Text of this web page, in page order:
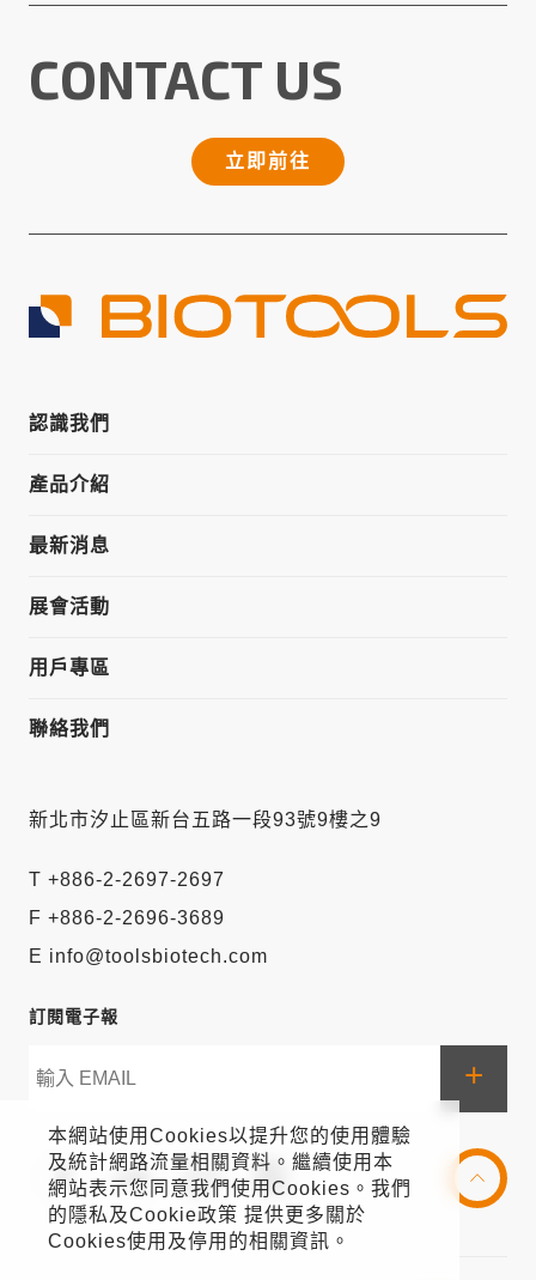
本網站使用Cookies以提升您的使用體驗
及統計網路流量相關資料。繼續使用本
網站表示您同意我們使用Cookies。我們
的隱私及Cookie政策 提供更多關於
Cookies使用及停用的相關資訊。
CONTACT US
立即前往
新北市汐止區新台五路一段93號9樓之9
T +886-2-2697-2697
F +886-2-2696-3689
E info@toolsbiotech.com
認識我們
產品介紹
最新消息
展會活動
用戶專區
聯絡我們
訂閱電子報
+